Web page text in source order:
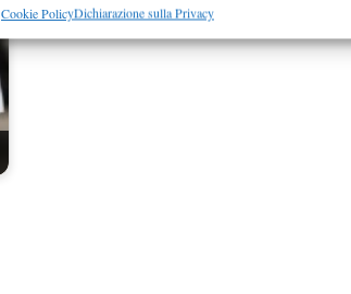
Cookie PolicyDichiarazione sulla Privacy